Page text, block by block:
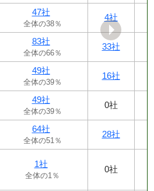
47社
全体の38％
4社
83社
全体の66％
33社
49社
全体の39％
16社
49社
全体の39％
0社
64社
全体の51％
28社
1社
全体の1％
0社